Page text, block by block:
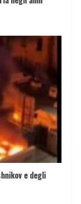
e degli